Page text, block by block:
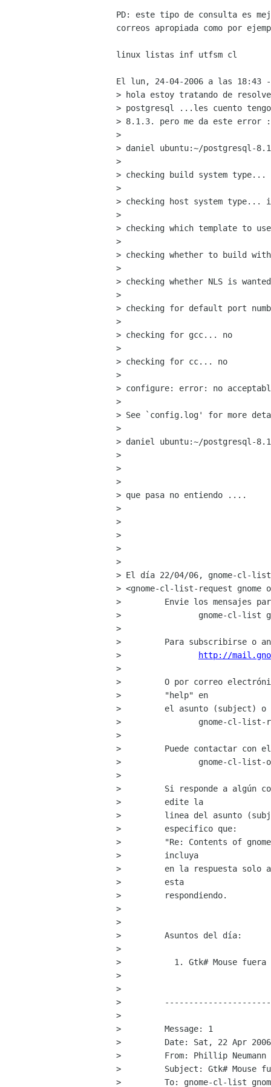
PD: este tipo de consulta es
correos apropiada como por
linux listas inf utfsm cl
El lun, 24-04-2006 a las 18:43
> hola estoy tratando de
> postgresql ...les cuento
> 8.1.3. pero me da este error :
>
> daniel ubuntu:~/postgresql-
>
> checking build system type...
>
> checking host system type...
>
> checking which template to
>
> checking whether to build
>
> checking whether NLS is
>
> checking for default port
>
> checking for gcc... no
>
> checking for cc... no
>
> configure: error: no
>
> See `config.log' for more
>
> daniel ubuntu:~/postgresql-
>
>
>
> que pasa no entiendo ....
>
>
>
>
>
> El día 22/04/06, gnome-cl-
> <gnome-cl-list-request
>         Envie los mensajes
>                gnome-cl-list
>
>         Para subscribirse o
>
http://
>
>         O por correo
>         "help" en
>         el asunto (subject) o
>                gnome-cl-list-
>
>         Puede contactar con
>                gnome-cl-list-
>
>         Si responde a algún
>         edite la
>         linea del asunto
>         especifico que:
>         "Re: Contents of
>         incluya
>         en la respuesta solo
>         esta
>         respondiendo.
>
>
>         Asuntos del día:
>
>           1. Gtk# Mouse fuera
>
>
>
>
>         Message: 1
>         Date: Sat, 22 Apr 2006
>         From: Phillip
>         Subject: Gtk# Mouse
>         To: gnome-cl-list